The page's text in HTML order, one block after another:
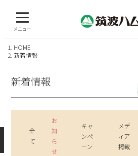
メニュー
HOME
新着情報
新着情報
全
て
お
知
ら
せ
キャ
ンペ
ーン
メデ
ィア
掲載